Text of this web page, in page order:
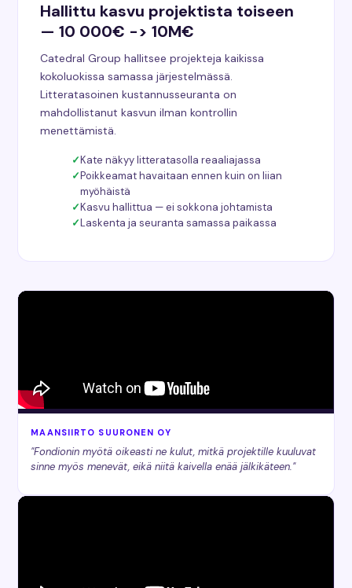
Hallittu kasvu projektista toiseen
— 10 000€ -> 10M€
Catedral Group hallitsee projekteja kaikissa
kokoluokissa samassa järjestelmässä.
Litteratasoinen kustannusseuranta on
mahdollistanut kasvun ilman kontrollin
menettämistä.
Kate näkyy litteratasolla reaaliajassa
Poikkeamat havaitaan ennen kuin on liian
myöhäistä
Kasvu hallittua — ei sokkona johtamista
Laskenta ja seuranta samassa paikassa
MAANSIIRTO SUURONEN OY
"Fondionin myötä oikeasti ne kulut, mitkä projektille kuuluvat
sinne myös menevät, eikä niitä kaivella enää jälkikäteen."